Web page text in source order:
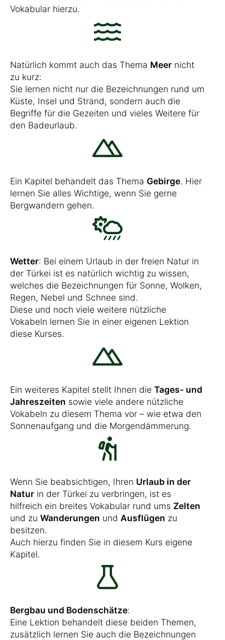
Vokabular hierzu.
Natürlich kommt auch das Thema Meer nicht
zu kurz:
Sie lernen nicht nur die Bezeichnungen rund um
Küste, Insel und Strand, sondern auch die
Begriffe für die Gezeiten und vieles Weitere für
den Badeurlaub.
Ein Kapitel behandelt das Thema Gebirge. Hier
lernen Sie alles Wichtige, wenn Sie gerne
Bergwandern gehen.
Wetter: Bei einem Urlaub in der freien Natur in
der Türkei ist es natürlich wichtig zu wissen,
welches die Bezeichnungen für Sonne, Wolken,
Regen, Nebel und Schnee sind.
Diese und noch viele weitere nützliche
Vokabeln lernen Sie in einer eigenen Lektion
diese Kurses.
Ein weiteres Kapitel stellt Ihnen die Tages- und
Jahreszeiten sowie viele andere nützliche
Vokabeln zu diesem Thema vor – wie etwa den
Sonnenaufgang und die Morgendämmerung.
Wenn Sie beabsichtigen, Ihren Urlaub in der
Natur in der Türkei zu verbringen, ist es
hilfreich ein breites Vokabular rund ums Zelten
und zu Wanderungen und Ausflügen zu
besitzen.
Auch hierzu finden Sie in diesem Kurs eigene
Kapitel.
Bergbau und Bodenschätze:
Eine Lektion behandelt diese beiden Themen,
zusätzlich lernen Sie auch die Bezeichnungen